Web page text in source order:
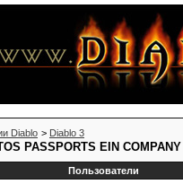
Diablo > Diablo 3
PASSPORTS EIN
Пользователи